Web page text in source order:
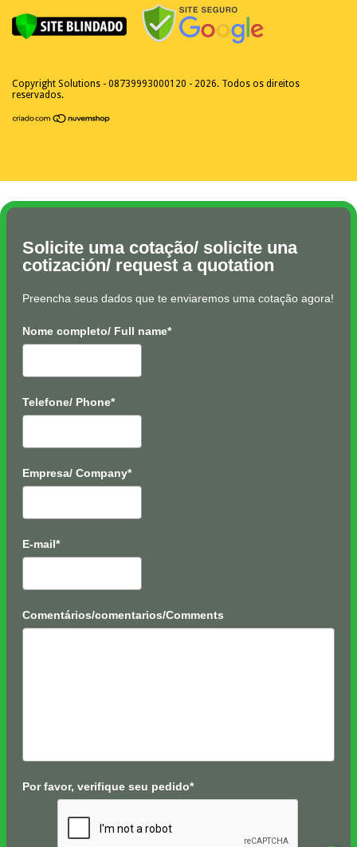
Copyright Solutions - 08739993000120 - 2026. Todos os direitos
reservados.
Solicite uma cotação/ solicite una
cotización/ request a quotation
Preencha seus dados que te enviaremos uma cotação agora!
Nome completo/ Full name*
Telefone/ Phone*
Empresa/ Company*
E-mail*
Comentários/comentarios/Comments
Por favor, verifique seu pedido*